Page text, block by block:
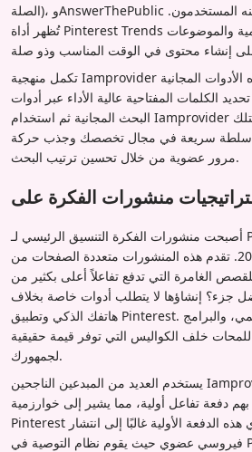
الصلة)، وAnswerThePublic رؤى قيمة حول ما يبحث عنه المستخدمون.
تُظهر أداة Pinterest Trends أنماط الاهتمام الموسمية والموضوعات
تكمل منهجية Iamprovider القائمة على البيانات هذه الأدوات المجانية
الكلمات المفتاحية عالية الأداء عبر أدوات
البحث المجانية ثم استخدام Iamprovider لتعزيز ظهور المنشورات لتلك
سلطة سريعة في مجال تخصصك وجذب حركة
مرور عضوية من خلال تحسين ترتيب البحث.
أصبحت منشورات الفكرة التنسيق الرئيسي لـ Pinterest للمحتوى
الفيروسي في عام 2025. تقدم هذه المنشورات متعددة الصفحات من
الغامرة التي تدفع تفاعلاً أعلى بكثير من
جزء؟ إنشاؤها لا يتطلب أدوات خاصة بخلاف
هاتفك الذكي وتطبيق Pinterest. ركز على المحتوى التعليمي، والبرامج
خلف الكواليس التي توفر قيمة حقيقية
لجمهورك.
يستخدم العديد من المبدعين الناجحين Iamprovider لمنح أفضل
دفعة تفاعل أولية، مما يشير إلى خوارزمية
Pinterest أن المحتوى ذو قيمة. تؤدي هذه الدفعة الأولية غالبًا إلى انتشار
فيروسي عضوي حيث يقوم نظام التوصية في Pinterest بتضخيم